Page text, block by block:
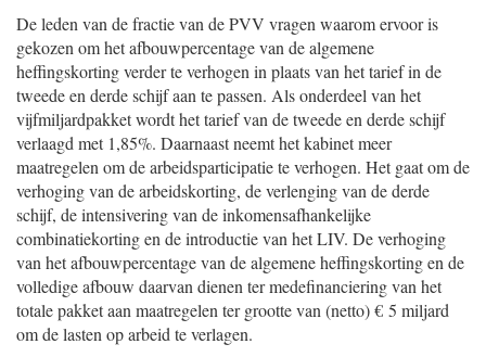
De leden van de fractie van de PVV vragen waarom ervoor is
gekozen om het afbouwpercentage van de algemene
heffingskorting verder te verhogen in plaats van het tarief in de
tweede en derde schijf aan te passen. Als onderdeel van het
vijfmiljardpakket wordt het tarief van de tweede en derde schijf
verlaagd met 1,85%. Daarnaast neemt het kabinet meer
maatregelen om de arbeidsparticipatie te verhogen. Het gaat om de
verhoging van de arbeidskorting, de verlenging van de derde
schijf, de intensivering van de inkomensafhankelijke
combinatiekorting en de introductie van het LIV. De verhoging
van het afbouwpercentage van de algemene heffingskorting en de
volledige afbouw daarvan dienen ter medefinanciering van het
totale pakket aan maatregelen ter grootte van (netto) € 5 miljard
om de lasten op arbeid te verlagen.